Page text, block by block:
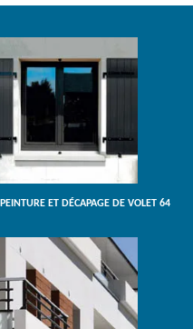
PEINTURE ET DÉCAPAGE DE VOLET 64